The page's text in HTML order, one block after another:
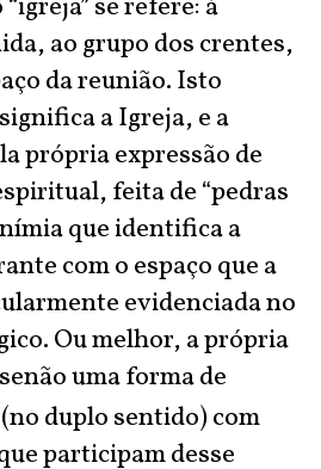
se refere: à
ao grupo dos crentes,
da reunião. Isto
a Igreja, e a
própria expressão de
feita de “pedras
que identifica a
com o espaço que a
evidenciada no
Ou melhor, a própria
uma forma de
(no duplo sentido) com
participam desse